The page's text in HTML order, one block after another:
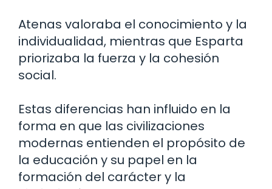
Atenas valoraba el conocimiento y la
individualidad, mientras que Esparta
priorizaba la fuerza y la cohesión
social.
Estas diferencias han influido en la
forma en que las civilizaciones
modernas entienden el propósito de
la educación y su papel en la
formación del carácter y la